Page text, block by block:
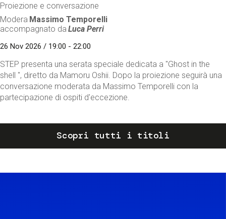
Proiezione e conversazione
Modera Massimo Temporelli
accompagnato da Luca Perri
26 Nov 2026 / 19:00 - 22:00
STEP presenta una serata speciale dedicata a "Ghost in the
shell ", diretto da Mamoru Oshii. Dopo la proiezione seguirà una
conversazione moderata da Massimo Temporelli con la
partecipazione di ospiti d'eccezione.
Scopri tutti i titoli